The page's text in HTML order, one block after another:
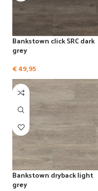
Bankstown click SRC dark
grey
€49,95
Bankstown dryback light
grey